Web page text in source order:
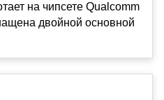
на чипсете Qualcomm
двойной основной